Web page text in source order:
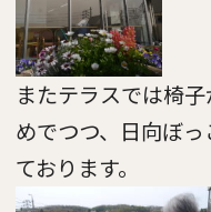
またテラスでは椅
めでつつ、日向ぼ
ております。